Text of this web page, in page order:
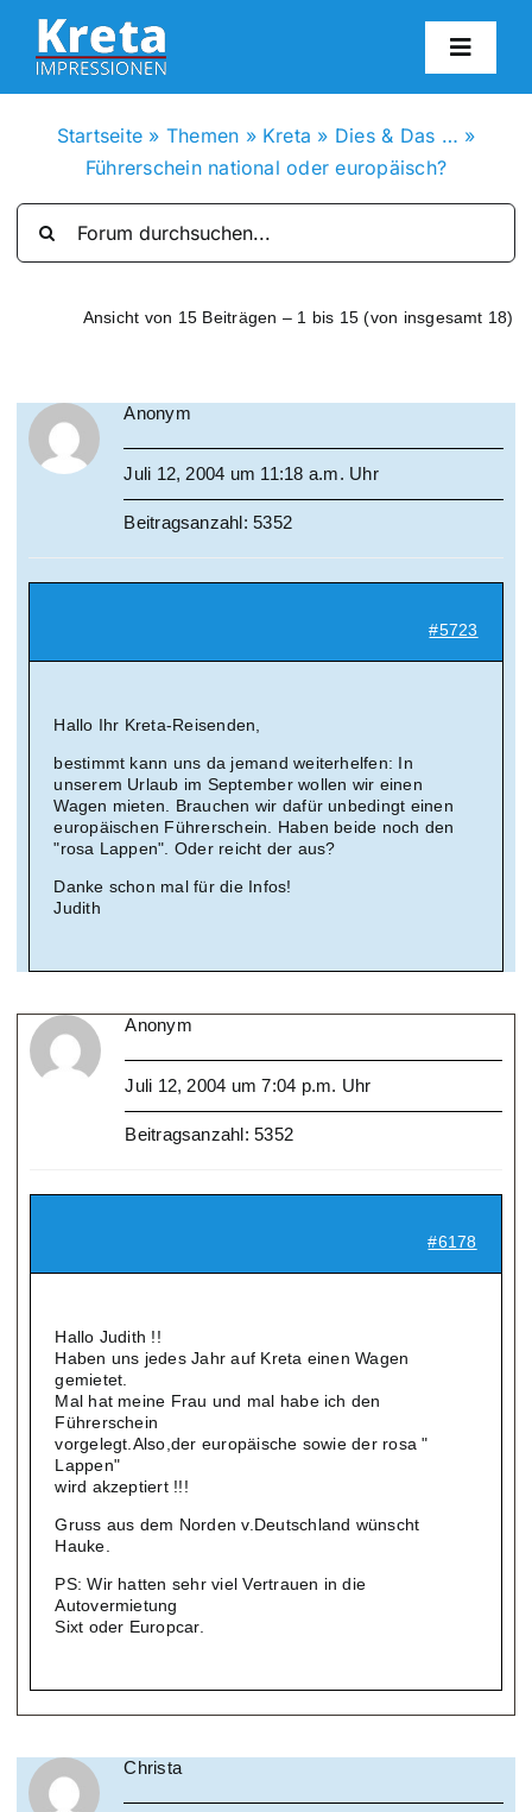
Zum
Inhalt
springen
Suche
Startseite » Themen » Kreta » Dies & Das … »
Führerschein national oder europäisch?
Ansicht von 15 Beiträgen – 1 bis 15 (von insgesamt 18)
Anonym
Juli 12, 2004 um 11:18 a.m. Uhr
Beitragsanzahl: 5352
#5723
Hallo Ihr Kreta-Reisenden,
bestimmt kann uns da jemand weiterhelfen: In
unserem Urlaub im September wollen wir einen
Wagen mieten. Brauchen wir dafür unbedingt einen
europäischen Führerschein. Haben beide noch den
"rosa Lappen". Oder reicht der aus?
Danke schon mal für die Infos!
Judith
Anonym
Juli 12, 2004 um 7:04 p.m. Uhr
Beitragsanzahl: 5352
#6178
Hallo Judith !!
Haben uns jedes Jahr auf Kreta einen Wagen
gemietet.
Mal hat meine Frau und mal habe ich den
Führerschein
vorgelegt.Also,der europäische sowie der rosa "
Lappen"
wird akzeptiert !!!
Gruss aus dem Norden v.Deutschland wünscht
Hauke.
PS: Wir hatten sehr viel Vertrauen in die
Autovermietung
Sixt oder Europcar.
Christa